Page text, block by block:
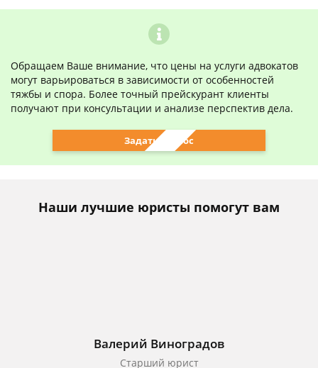
Обращаем Ваше внимание, что цены на услуги адвокатов
могут варьироваться в зависимости от особенностей
тяжбы и спора. Более точный прейскурант клиенты
получают при консультации и анализе перспектив дела.
Задать вопрос
Наши лучшие юристы помогут вам
Валерий Виноградов
Старший юрист